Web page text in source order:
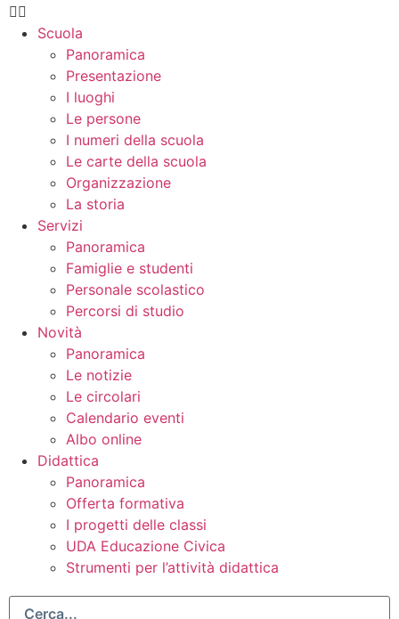
Scuola
Panoramica
Presentazione
I luoghi
Le persone
I numeri della scuola
Le carte della scuola
Organizzazione
La storia
Servizi
Panoramica
Famiglie e studenti
Personale scolastico
Percorsi di studio
Novità
Panoramica
Le notizie
Le circolari
Calendario eventi
Albo online
Didattica
Panoramica
Offerta formativa
I progetti delle classi
UDA Educazione Civica
Strumenti per l’attività didattica